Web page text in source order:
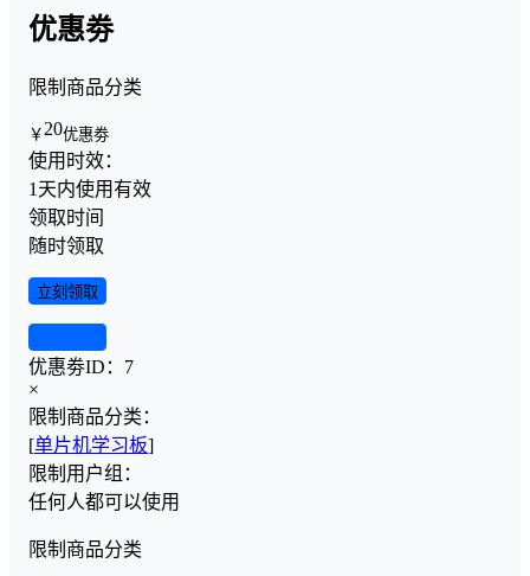
优惠劵
限制商品分类
￥ 20优惠劵
使用时效：
1天内使用有效
领取时间
随时领取
立刻领取
优惠劵ID： 7
×
限制商品分类：
[单片机学习板]
限制用户组：
任何人都可以使用
限制商品分类